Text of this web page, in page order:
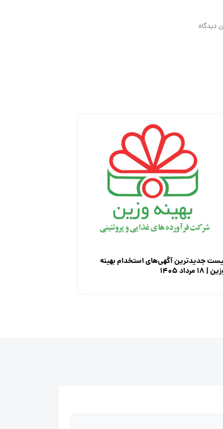
دیدگاه
جدیدترین آگهی‌های استخدام بهینه
| ۱۸ مرداد ۱۴۰۵